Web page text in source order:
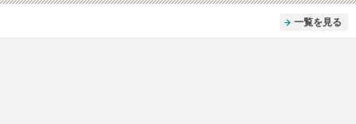
一覧を見る